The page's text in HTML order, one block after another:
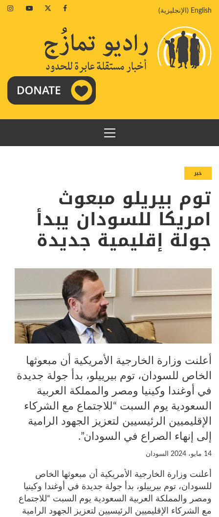
إلىEnglish
( الإنجليزية)
Facebook
Twitter
Youtube
القائمة
الرئيسية
خبر
توم بيريلو مبعوث
امريكا للسودان يبدأ
جولة إقليمية جديدة
أعلنت وزارة الخارجية الأمريكية أن مبعوثها
الخاص للسودان، توم بيرييلو، بدأ جولة جديدة
في أوغندا وكينيا ومصر والمملكة العربية
السعودية يوم السبت “للاجتماع مع الشركاء
الإقليميين الرئيسيين لتعزيز الجهود الرامية
إلى إنهاء الصراع في السودان”.
14 مايو، 2024 السودان
أعلنت وزارة الخارجية الأمريكية أن مبعوثها الخاص
للسودان، توم بيرييلو، بدأ جولة جديدة في أوغندا وكينيا
ومصر والمملكة العربية السعودية يوم السبت “للاجتماع
مع الشركاء الإقليميين الرئيسيين لتعزيز الجهود الرامية